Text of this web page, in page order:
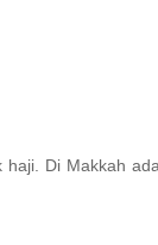
Di Makkah